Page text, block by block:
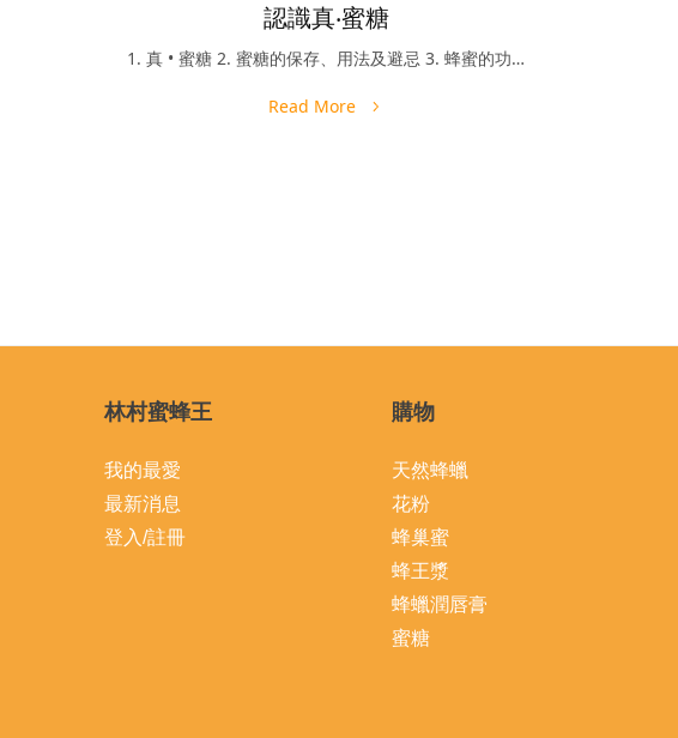
認識真‧蜜糖
1. 真 • 蜜糖 2. 蜜糖的保存、用法及避忌 3. 蜂蜜的功…
Read More
林村蜜蜂王
我的最愛
最新消息
登入/註冊
購物
天然蜂蠟
花粉
蜂巢蜜
蜂王漿
蜂蠟潤唇膏
蜜糖